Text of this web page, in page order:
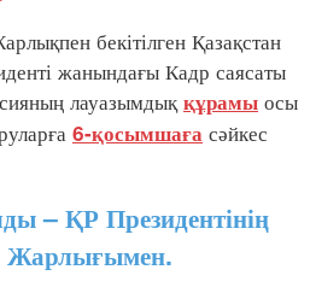
бекітілген Қазақстан
жанындағы Кадр саясаты
лауазымдық құрамы осы
6-қосымшаға сәйкес
– ҚР Президентінің
Жарлығымен.